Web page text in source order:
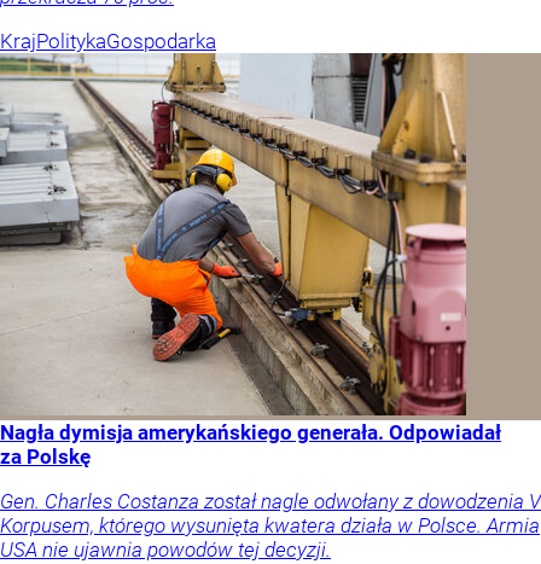
KrajPolitykaGospodarka
Nagła dymisja amerykańskiego generała. Odpowiadał
za Polskę
Gen. Charles Costanza został nagle odwołany z dowodzenia V
Korpusem, którego wysunięta kwatera działa w Polsce. Armia
USA nie ujawnia powodów tej decyzji.